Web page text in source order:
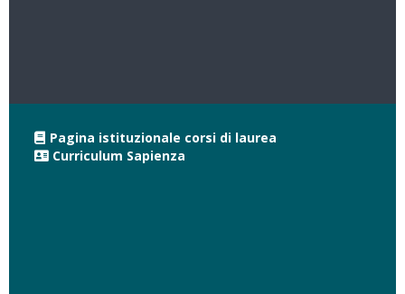
Pagina istituzionale corsi di laurea
Curriculum Sapienza